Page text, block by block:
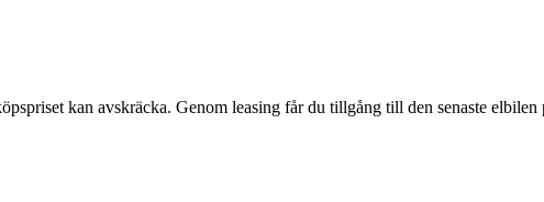
kan avskräcka. Genom leasing får du tillgång till den senaste